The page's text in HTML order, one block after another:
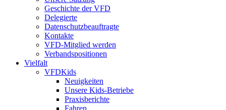
Geschichte der VFD
Delegierte
Datenschutzbeauftragte
Kontakte
VFD-Mitglied werden
Verbandspositionen
Vielfalt
VFDKids
Neuigkeiten
Unsere Kids-Betriebe
Praxisberichte
Fahren